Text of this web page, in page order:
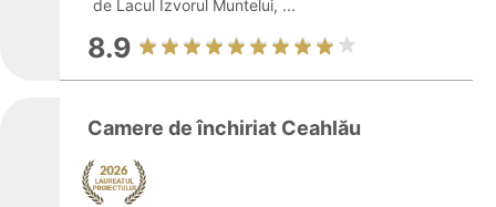
de Lacul Izvorul Muntelui, ...
8.9
Camere de închiriat Ceahlău